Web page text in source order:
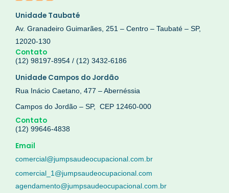
Unidade Taubaté
Av. Granadeiro Guimarães, 251 – Centro – Taubaté – SP,
12020-130
Contato
(12) 98197-8954 / (12) 3432-6186
Unidade Campos do Jordão
Rua Inácio Caetano, 477 – Abernéssia
Campos do Jordão – SP, CEP 12460-000
Contato
(12) 99646-4838
Email
comercial@jumpsaudeocupacional.com.br
comercial_1@jumpsaudeocupacional.com
agendamento@jumpsaudeocupacional.com.br